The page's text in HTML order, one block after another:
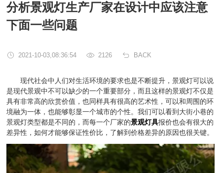
分析景观灯生产厂家在设计中应该注意
下面一些问题
2021-10-03,08:36:54 2126 BACK
现代社会中人们对生活环境的要求也是不断提升，景观灯可以说
是现代景观中不可以缺少的一个重要部分，而且这样的景观灯不仅是
具有非常高的欣赏价值，也同样具有很高的艺术性，可以和周围的环
境融为一体，也能够彰显一个城市的个性。我们可以看到大街小巷的
景观灯类型都是不同的，而每一个厂家的景观灯具报价也会有很大的
差异性，如何才能够保证性价比，了解到价格差异的原因也很关键。